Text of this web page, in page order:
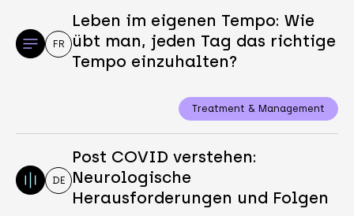
FR
Leben im eigenen Tempo: Wie
übt man, jeden Tag das richtige
Tempo einzuhalten?
Treatment & Management
DE
Post COVID verstehen:
Neurologische
Herausforderungen und Folgen